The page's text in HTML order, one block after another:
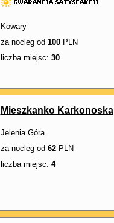
Kowary
za nocleg od 100PLN
liczba miejsc: 30
Mieszkanko Karkonoska
Jelenia Góra
za nocleg od 62PLN
liczba miejsc: 4